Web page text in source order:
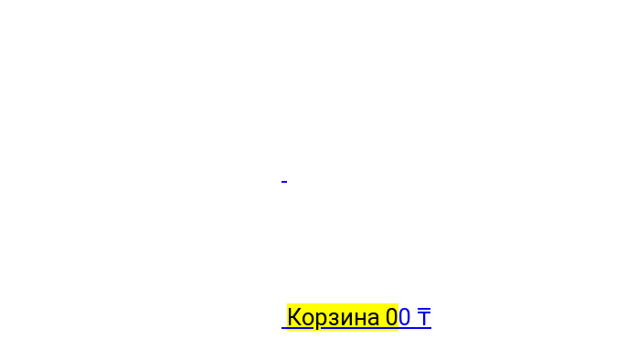
Корзина 00 ₸